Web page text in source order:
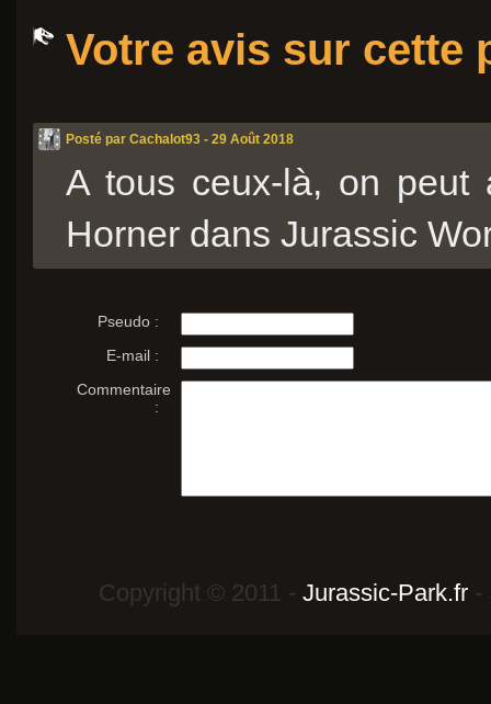
Votre avis sur cette
Posté par Cachalot93 - 29 Août 2018
A tous ceux-là, on peut
Horner dans Jurassic
Pseudo :
E-mail :
Commentaire
:
Copyright © 2011 - Jurassic-Park.fr -